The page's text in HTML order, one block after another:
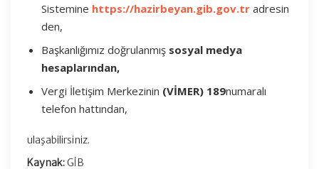
Sistemine https://hazirbeyan.gib.gov.tr adresin
den,
Başkanlığımız doğrulanmış sosyal medya
hesaplarından,
Vergi İletişim Merkezinin (VİMER) 189numaralı
telefon hattından,
ulaşabilirsiniz.
Kaynak:GİB